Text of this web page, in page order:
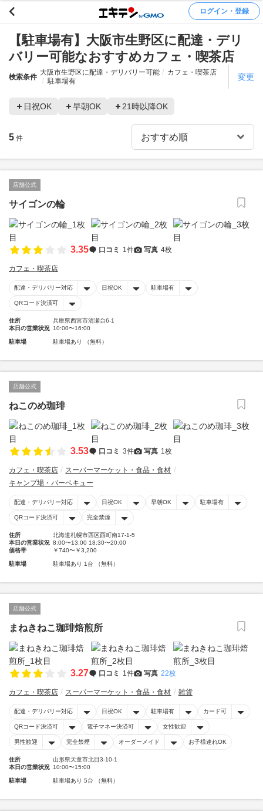
ログイン・登録
【駐車場有】大阪市生野区に配達・デリ
バリー可能なおすすめカフェ・喫茶店
検索条件
大阪市生野区に配達・デリバリー可能
カフェ・喫茶店
駐車場有
変更
日祝OK 早朝OK 21時以降OK
5 件
店舗公式
サイゴンの輪
3.35 口コミ 1件 写真 4枚
カフェ・喫茶店
配達・デリバリー対応 日祝OK 駐車場有
QRコード決済可
住所
兵庫県西宮市清瀬台6-1
本日の営業状況 10:00〜16:00
駐車場 駐車場あり （無料）
店舗公式
ねこのめ珈琲
3.53 口コミ 3件 写真 1枚
カフェ・喫茶店
スーパーマーケット・食品・食材
キャンプ場・バーベキュー
配達・デリバリー対応 日祝OK 早朝OK 駐車場有
QRコード決済可 完全禁煙
住所
北海道札幌市西区西町南17-1-5
本日の営業状況 8:00〜13:00 18:30〜20:00
価格帯
￥740〜￥3,200
駐車場 駐車場あり 1台 （無料）
店舗公式
まねきねこ珈琲焙煎所
3.27 口コミ 1件 写真 22枚
カフェ・喫茶店 スーパーマーケット・食品・食材 雑貨
配達・デリバリー対応 日祝OK 駐車場有 カード可
QRコード決済可 電子マネー決済可 女性歓迎
男性歓迎 完全禁煙 オーダーメイド お子様連れOK
住所
山形県天童市北目3-10-1
本日の営業状況 10:00〜15:00
駐車場 駐車場あり 5台 （無料）